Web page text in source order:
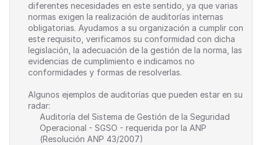
diferentes necesidades en este sentido, ya que varias
normas exigen la realización de auditorías internas
obligatorias. Ayudamos a su organización a cumplir con
este requisito, verificamos su conformidad con dicha
legislación, la adecuación de la gestión de la norma, las
evidencias de cumplimiento e indicamos no
conformidades y formas de resolverlas.
Algunos ejemplos de auditorías que pueden estar en su
radar:
Auditoría del Sistema de Gestión de la Seguridad
Operacional - SGSO - requerida por la ANP
(Resolución ANP 43/2007)